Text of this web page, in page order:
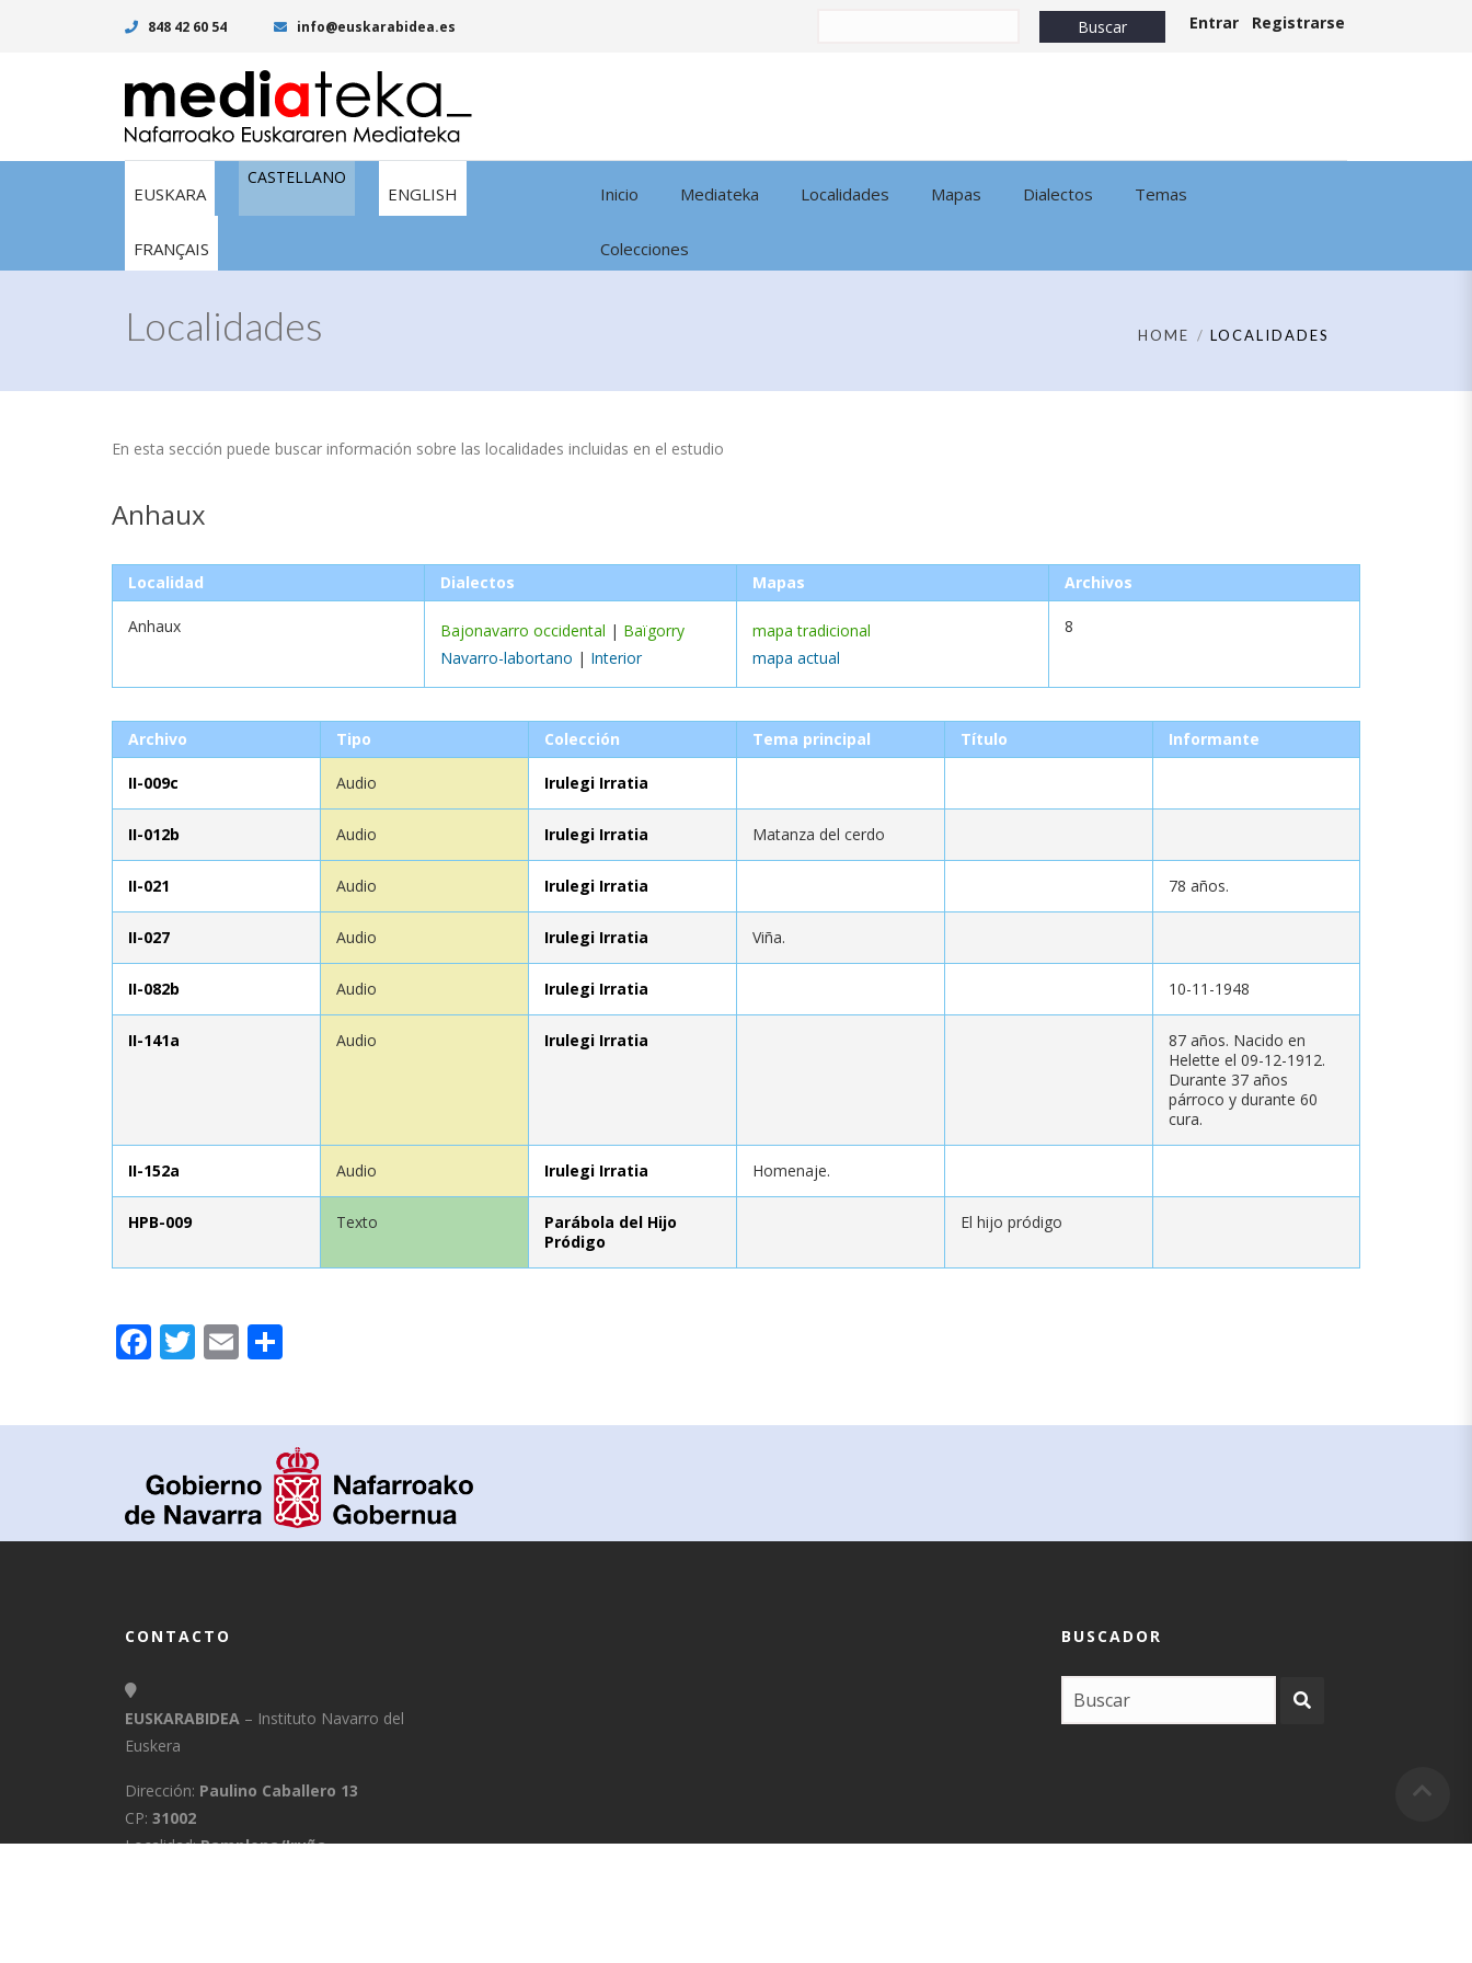
848 42 60 54 info@euskarabidea.es Entrar Registrarse
EUSKARA
CASTELLANO
ENGLISH
FRANÇAIS
Inicio Mediateka Localidades Mapas Dialectos Temas
Colecciones
Localidades HOME LOCALIDADES
En esta sección puede buscar información sobre las localidades incluidas en el estudio
Anhaux
Localidad Dialectos Mapas Archivos
Anhaux Bajonavarro occidental | Baïgorry
Navarro-labortano | Interior
mapa tradicional
mapa actual
8
Archivo Tipo Colección Tema principal Título Informante
II-009c Audio Irulegi Irratia
II-012b Audio Irulegi Irratia Matanza del cerdo
II-021 Audio Irulegi Irratia 78 años.
II-027 Audio Irulegi Irratia Viña.
II-082b Audio Irulegi Irratia 10-11-1948
II-141a Audio Irulegi Irratia
87 años. Nacido en
Helette el 09-12-1912.
Durante 37 años
párroco y durante 60
cura.
II-152a Audio Irulegi Irratia Homenaje.
HPB-009 Texto
Parábola del Hijo
Pródigo
El hijo pródigo
Facebook
Twitter
Email
CONTACTO
EUSKARABIDEA – Instituto Navarro del
Euskera
Dirección: Paulino Caballero 13
CP: 31002
Localidad:Pamplona/Iruña
BUSCADOR